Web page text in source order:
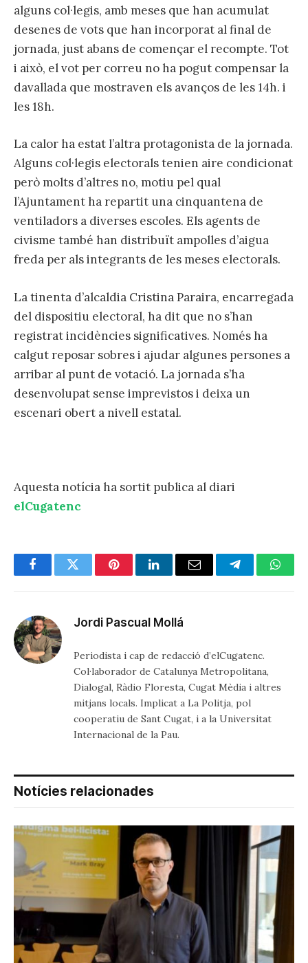
alguns col·legis, amb meses que han acumulat
desenes de vots que han incorporat al final de
jornada, just abans de començar el recompte. Tot
i això, el vot per correu no ha pogut compensar la
davallada que mostraven els avanços de les 14h. i
les 18h.
La calor ha estat l’altra protagonista de la jornada.
Alguns col·legis electorals tenien aire condicionat
però molts d’altres no, motiu pel qual
l’Ajuntament ha repartit una cinquantena de
ventiladors a diverses escoles. Els agents de
civisme també han distribuït ampolles d’aigua
freda per als integrants de les meses electorals.
La tinenta d’alcaldia Cristina Paraira, encarregada
del dispositiu electoral, ha dit que no s’han
registrat incidències significatives. Només ha
calgut reposar sobres i ajudar algunes persones a
arribar al punt de votació. La jornada s’ha
desenvolupat sense imprevistos i deixa un
escenari obert a nivell estatal.
Aquesta notícia ha sortit publica al diari
elCugatenc
FacebookTwitter PinterestLinkedInEmail Telegram
Jordi Pascual Mollá
Periodista i cap de redacció d’elCugatenc.
Col·laborador de Catalunya Metropolitana,
Dialogal, Ràdio Floresta, Cugat Mèdia i altres
mitjans locals. Implicat a La Politja, pol
cooperatiu de Sant Cugat, i a la Universitat
Internacional de la Pau.
Notícies relacionades